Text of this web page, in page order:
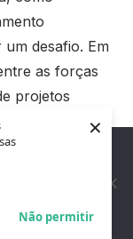
Não permitir
×
desafio. Em
as forças
projetos
soluções mais
social
periféricas
tenha a melhor
a usar este site,